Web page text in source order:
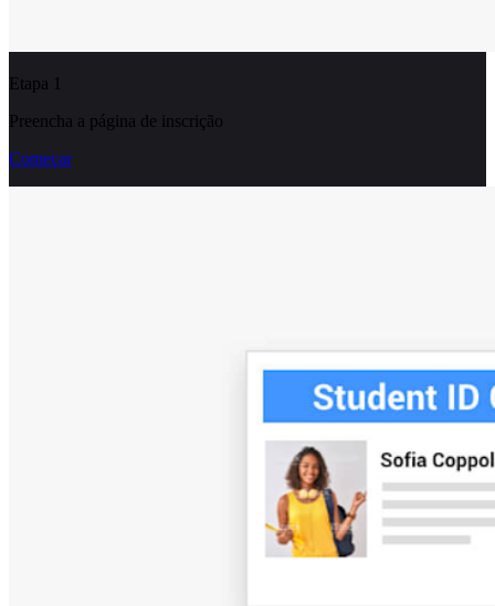
Etapa 1
Preencha a página de inscrição
Começar